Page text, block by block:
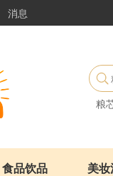
消息
粮
食品饮品 美